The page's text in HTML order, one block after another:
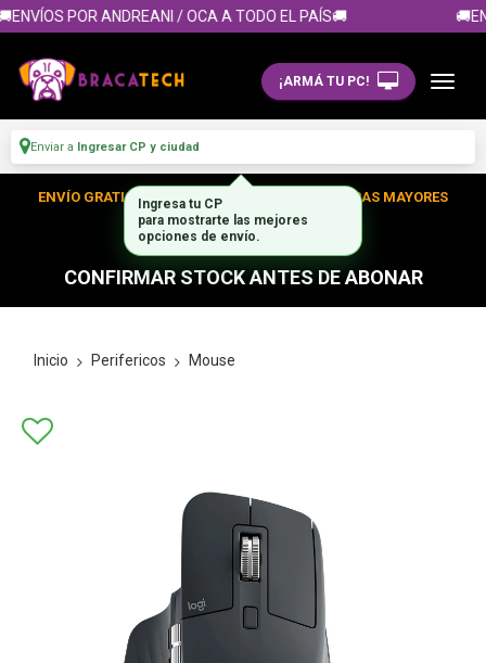
POR ANDREANI / OCA A TODO EL PAÍS🚚
¡ARMÁ TU PC!
Enviar a Ingresar CP y ciudad
ENVÍO GRATIS DENTRO DE CABA EN TUS COMPRAS MAYORES
A $300.000
CONFIRMAR STOCK ANTES DE ABONAR
Inicio Perifericos Mouse
Ingresa tu CP
para mostrarte las mejores
opciones de envío.